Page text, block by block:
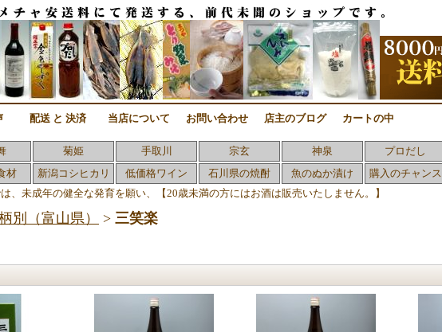
配送 と 決済 当店について お問い合わせ 店主のブログ カートの中
菊姫 手取川 宗玄 神泉 プロだし
材 新潟コシヒカリ 低価格ワイン 石川県の焼酎 魚のぬか漬け 購入のチャンス
、未成年の健全な発育を願い、【20歳未満の方にはお酒は販売いたしません。】
別（富山県） > 三笑楽